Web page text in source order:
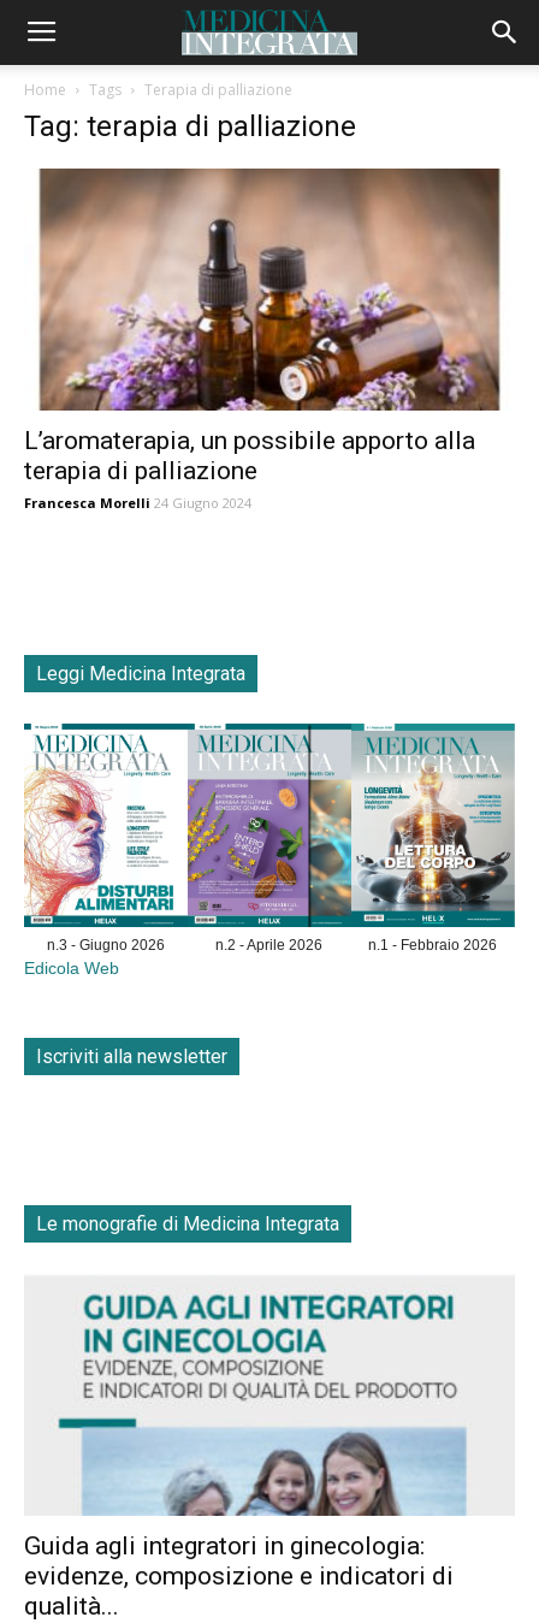
Home Tags Terapia di palliazione
Tag: terapia di palliazione
L’aromaterapia, un possibile apporto alla
terapia di palliazione
Francesca Morelli 24 Giugno 2024
Leggi Medicina Integrata
n.3 - Giugno 2026 n.2 - Aprile 2026 n.1 - Febbraio 2026
Edicola Web
Iscriviti alla newsletter
Le monografie di Medicina Integrata
Guida agli integratori in ginecologia:
evidenze, composizione e indicatori di
qualità...